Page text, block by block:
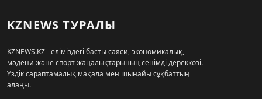
KZNEWS ТУРАЛЫ
KZNEWS.KZ - еліміздегі басты саяси, экономикалық,
мәдени және спорт жаңалықтарының сенімді дереккөзі.
Үздік сараптамалық мақала мен шынайы сұқбаттың
алаңы.